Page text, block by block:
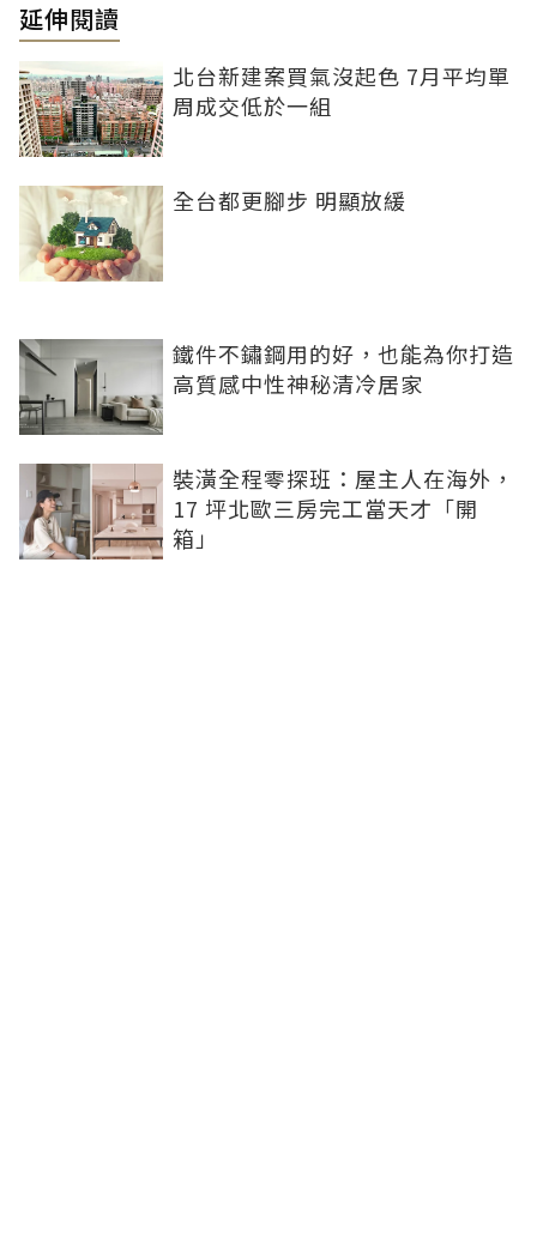
延伸閱讀
北台新建案買氣沒起色 7月平均單
周成交低於一組
全台都更腳步 明顯放緩
鐵件不鏽鋼用的好，也能為你打造
高質感中性神秘清冷居家
裝潢全程零探班：屋主人在海外，
17 坪北歐三房完工當天才「開
箱」